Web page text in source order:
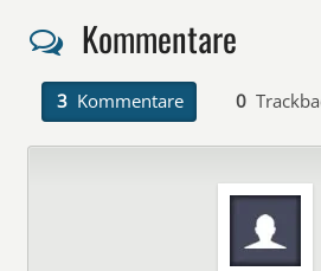
Kommentare
3 Kommentare 0